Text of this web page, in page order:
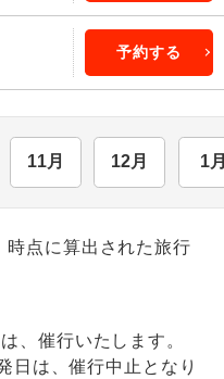
予約する
11月 12月 1
点に算出された旅行
、催行いたします。
日は、催行中止となり